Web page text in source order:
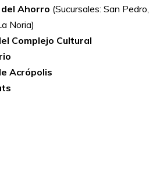
Ahorro (Sucursales: San Pedro,
Noria)
Complejo Cultural
Acrópolis